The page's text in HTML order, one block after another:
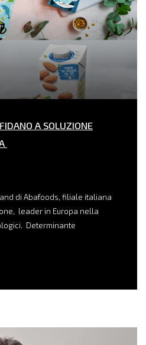
A SOLUZIONE
di Abafoods, filiale italiana
leader in Europa nella
Determinante